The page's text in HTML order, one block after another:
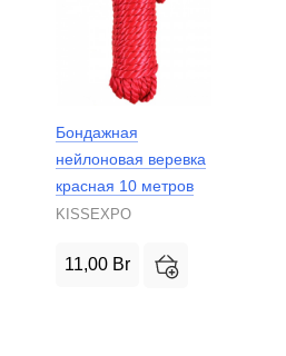
Бондажная
нейлоновая веревка
красная 10 метров
KISSEXPO
11,00 Br